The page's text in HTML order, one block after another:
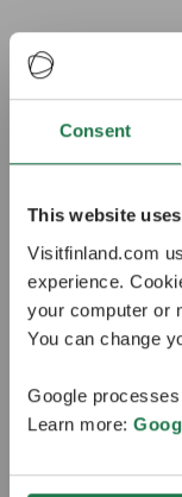
Consent
This website
Visitfinland.com
experience.
your computer or
You can change
Google
Learn more:
Il tuo tipo